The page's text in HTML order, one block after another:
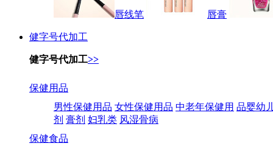
唇线笔 唇膏
健字号代加工
健字号代加工>>
保健用品
男性保健用品 女性保健用品 中老年保健用 品婴幼
剂 膏剂 妇乳类 风湿骨病
保健食品